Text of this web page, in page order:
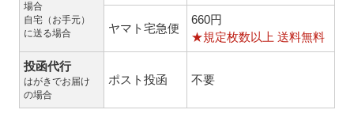
場合
自宅（お手元）
に送る場合
ヤマト宅急便
660円
★規定枚数以上 送料無料
投函代行
はがきでお届け
の場合
ポスト投函 不要